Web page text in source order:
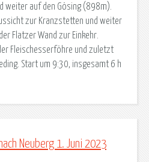
weiter auf den Gösing (898m).
zur Kranzstetten und weiter
Flatzer Wand zur Einkehr.
Fleischesserföhre und zuletzt
Start um 9:30, insgesamt 6 h
Neuberg 1. Juni 2023